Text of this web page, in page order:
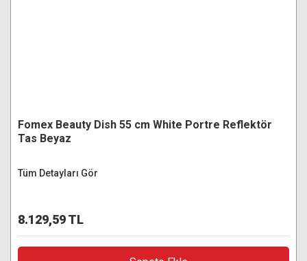
Fomex Beauty Dish 55 cm White Portre Reflektör
Tas Beyaz
Tüm Detayları Gör
8.129,59 TL